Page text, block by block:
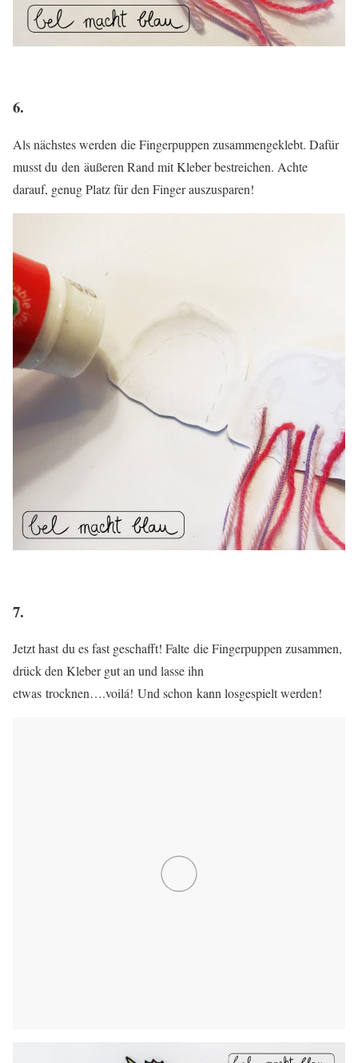
6.
Als nächstes werden die Fingerpuppen zusammengeklebt. Dafür
musst du den äußeren Rand mit Kleber bestreichen. Achte
darauf, genug Platz für den Finger auszusparen!
7.
Jetzt hast du es fast geschafft! Falte die Fingerpuppen zusammen,
drück den Kleber gut an und lasse ihn
etwas trocknen….voilá! Und schon kann losgespielt werden!